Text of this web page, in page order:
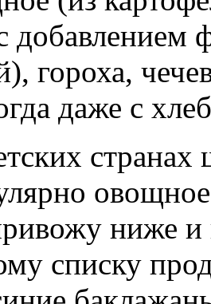
добавлением
гороха,
даже с
ниже и
списку